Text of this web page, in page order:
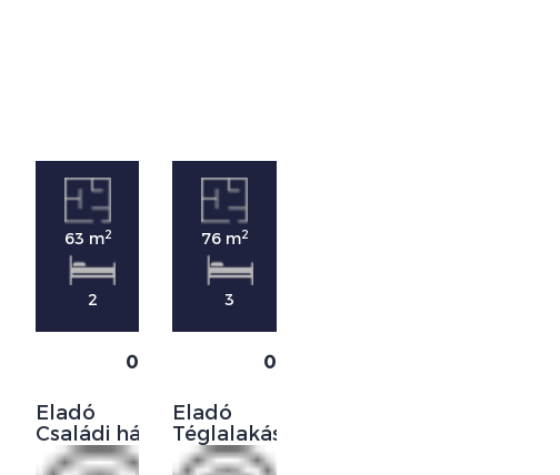
63 m2
2
0
Eladó
Családi ház
76 m2
3
0
Eladó
Téglalakás